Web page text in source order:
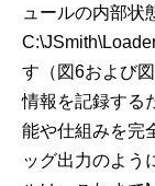
ュールの内部状
す（図6および
情報を記録する
能や仕組みを完
ッグ出力のよう